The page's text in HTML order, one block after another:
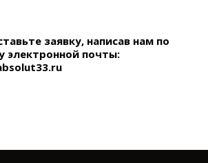
заявку, написав нам по
электронной почты: